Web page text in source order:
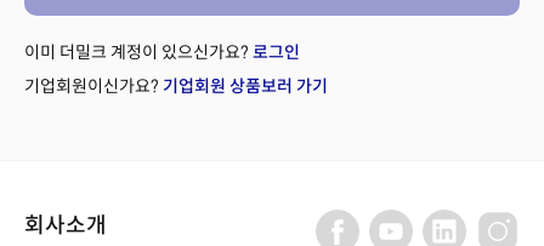
이미 더밀크 계정이 있으신가요? 로그인
기업회원이신가요? 기업회원 상품보러 가기
회사소개